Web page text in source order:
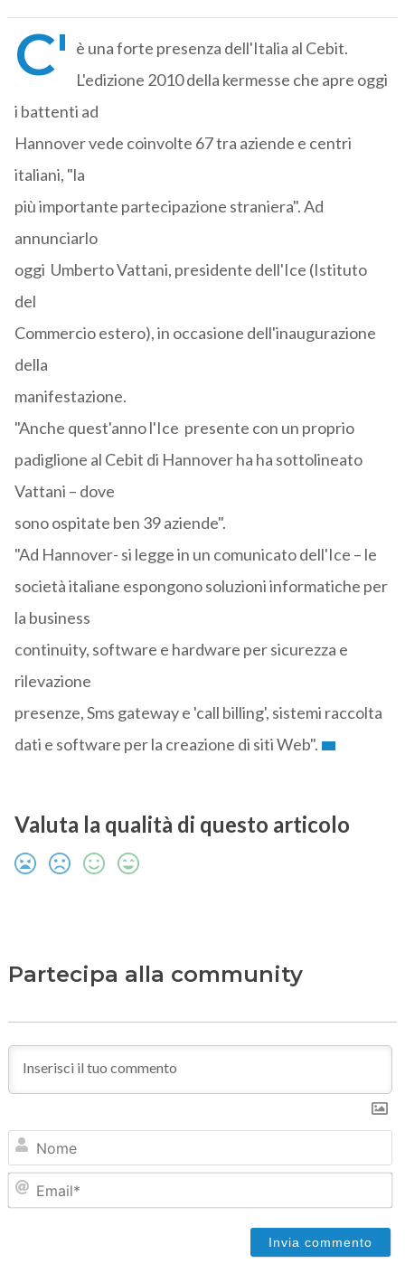
C' è una forte presenza dell'Italia al Cebit.
L'edizione 2010 della kermesse che apre oggi
i battenti ad
Hannover vede coinvolte 67 tra aziende e centri
italiani, "la
più importante partecipazione straniera". Ad
annunciarlo
oggi Umberto Vattani, presidente dell'Ice (Istituto
del
Commercio estero), in occasione dell'inaugurazione
della
manifestazione.
"Anche quest'anno l'Ice presente con un proprio
padiglione al Cebit di Hannover ha ha sottolineato
Vattani – dove
sono ospitate ben 39 aziende".
"Ad Hannover- si legge in un comunicato dell'Ice – le
società italiane espongono soluzioni informatiche per
la business
continuity, software e hardware per sicurezza e
rilevazione
presenze, Sms gateway e 'call billing', sistemi raccolta
dati e software per la creazione di siti Web".
Valuta la qualità di questo articolo
Partecipa alla community